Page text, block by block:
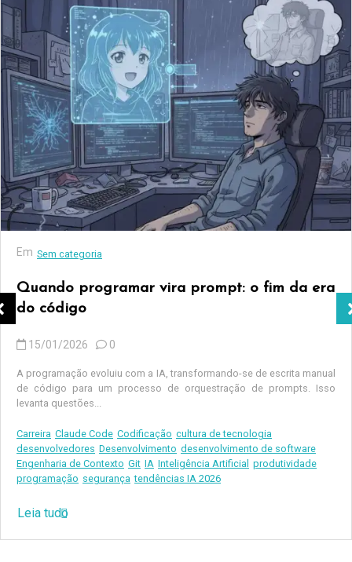
Em Sem categoria
Quando programar vira prompt: o fim da era
do código
15/01/2026 0
A programação evoluiu com a IA, transformando-se de escrita manual
de código para um processo de orquestração de prompts. Isso
levanta questões...
Carreira Claude Code Codificação cultura de tecnologia
desenvolvedores Desenvolvimento desenvolvimento de software
Engenharia de Contexto Git IA Inteligência Artificial produtividade
programação segurança tendências IA 2026
Leia tudo